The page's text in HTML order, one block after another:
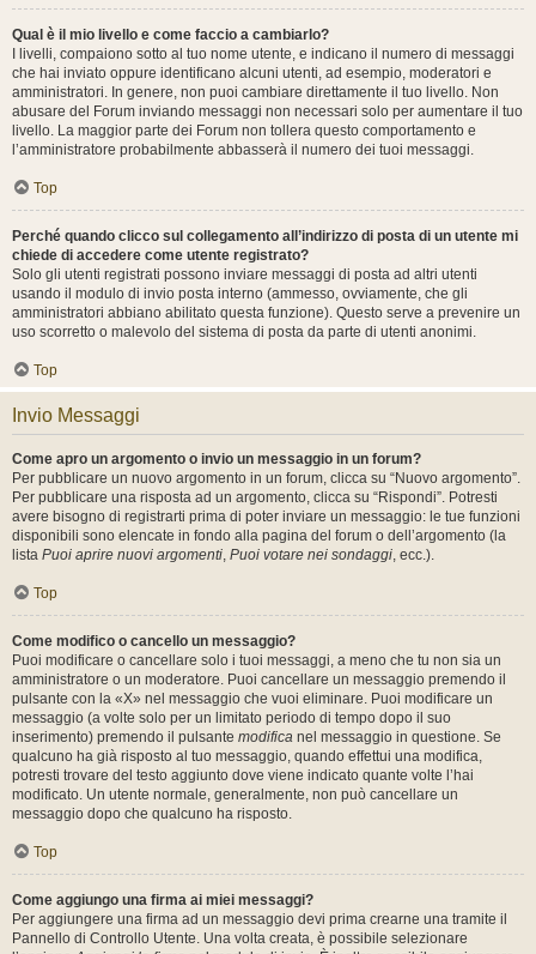
Qual è il mio livello e come faccio a cambiarlo?
I livelli, compaiono sotto al tuo nome utente, e indicano il numero di messaggi
che hai inviato oppure identificano alcuni utenti, ad esempio, moderatori e
amministratori. In genere, non puoi cambiare direttamente il tuo livello. Non
abusare del Forum inviando messaggi non necessari solo per aumentare il tuo
livello. La maggior parte dei Forum non tollera questo comportamento e
l’amministratore probabilmente abbasserà il numero dei tuoi messaggi.
Top
Perché quando clicco sul collegamento all’indirizzo di posta di un utente mi
chiede di accedere come utente registrato?
Solo gli utenti registrati possono inviare messaggi di posta ad altri utenti
usando il modulo di invio posta interno (ammesso, ovviamente, che gli
amministratori abbiano abilitato questa funzione). Questo serve a prevenire un
uso scorretto o malevolo del sistema di posta da parte di utenti anonimi.
Top
Invio Messaggi
Come apro un argomento o invio un messaggio in un forum?
Per pubblicare un nuovo argomento in un forum, clicca su “Nuovo argomento”.
Per pubblicare una risposta ad un argomento, clicca su “Rispondi”. Potresti
avere bisogno di registrarti prima di poter inviare un messaggio: le tue funzioni
disponibili sono elencate in fondo alla pagina del forum o dell’argomento (la
lista Puoi aprire nuovi argomenti, Puoi votare nei sondaggi, ecc.).
Top
Come modifico o cancello un messaggio?
Puoi modificare o cancellare solo i tuoi messaggi, a meno che tu non sia un
amministratore o un moderatore. Puoi cancellare un messaggio premendo il
pulsante con la «X» nel messaggio che vuoi eliminare. Puoi modificare un
messaggio (a volte solo per un limitato periodo di tempo dopo il suo
inserimento) premendo il pulsante modifica nel messaggio in questione. Se
qualcuno ha già risposto al tuo messaggio, quando effettui una modifica,
potresti trovare del testo aggiunto dove viene indicato quante volte l’hai
modificato. Un utente normale, generalmente, non può cancellare un
messaggio dopo che qualcuno ha risposto.
Top
Come aggiungo una firma ai miei messaggi?
Per aggiungere una firma ad un messaggio devi prima crearne una tramite il
Pannello di Controllo Utente. Una volta creata, è possibile selezionare